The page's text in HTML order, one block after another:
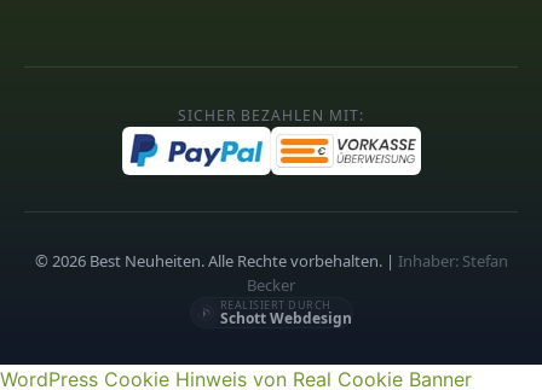
SICHER BEZAHLEN MIT:
© 2026 Best Neuheiten. Alle Rechte vorbehalten. | Inhaber: Stefan
Becker
REALISIERT DURCH
Schott Webdesign
WordPress Cookie Hinweis von Real Cookie Banner